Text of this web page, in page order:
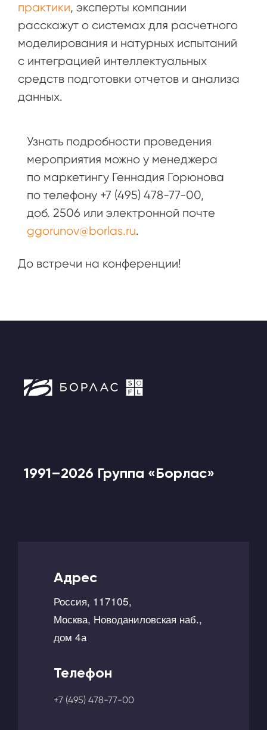
практики, эксперты компании
расскажут о системах для расчетного
моделирования и натурных испытаний
с интеграцией интеллектуальных
средств подготовки отчетов и анализа
данных.
Узнать подробности проведения
мероприятия можно у менеджера
по маркетингу Геннадия Горюнова
по телефону +7 (495) 478-77-00,
доб. 2506 или электронной почте
ggorunov@borlas.ru.
До встречи на конференции!
1991–2026 Группа «Борлас»
Адрес
Россия, 117105,
Москва, Новоданиловская наб.,
дом 4а
Телефон
+7 (495) 478-77-00